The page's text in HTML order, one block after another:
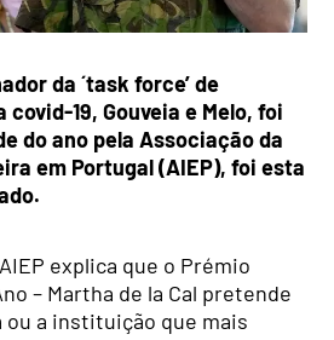
da ´task force’ de
19, Gouveia e Melo, foi
do ano pela Associação da
em Portugal (AIEP), foi esta
explica que o Prémio
– Martha de la Cal pretende
a instituição que mais